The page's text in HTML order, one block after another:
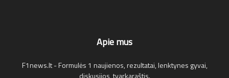
Apie mus
F1news.lt - Formulės 1 naujienos, rezultatai, lenktynes gyvai,
diskusijos, tvarkaraštis.